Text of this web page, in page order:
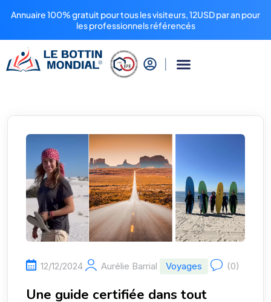
Annuaire 100% gratuit pour tous les visiteurs, 12USD par an pour
les professionnels référencés
12/12/2024 Aurélie Barrial Voyages (0)
Une guide certifiée dans tout